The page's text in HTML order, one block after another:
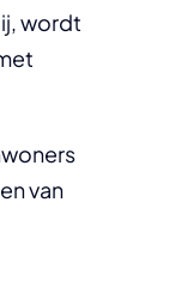
wordt
van